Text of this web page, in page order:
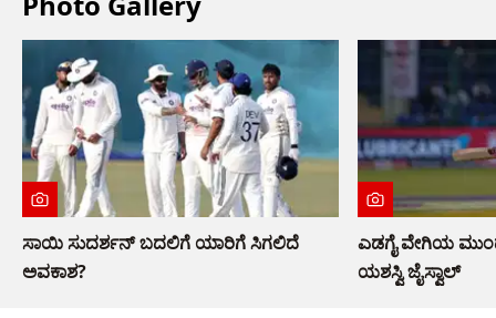
ಸಾಯಿ ಸುದರ್ಶನ್ ಬದಲಿಗೆ ಯಾರಿಗೆ ಸಿಗಲಿದೆ
ಅವಕಾಶ?
ಎಡಗೈ ವೇಗಿಯ
ಯಶಸ್ವಿ ಜೈಸ್ವಾಲ್